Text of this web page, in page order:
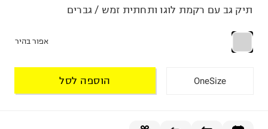
תיק גב עם רקמת לוגו ותחתית זמש / גברים
אפור בהיר
OneSize הוספה לסל